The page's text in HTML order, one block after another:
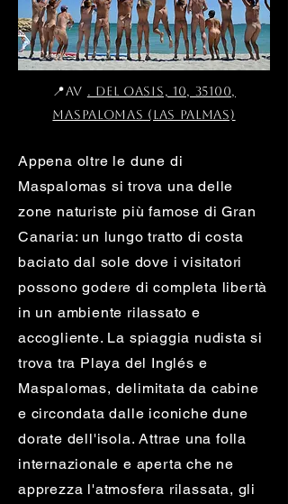
📍Av . del Oasis, 10, 35100,
Maspalomas (Las Palmas)
Appena oltre le dune di
Maspalomas si trova una delle
zone naturiste più famose di Gran
Canaria: un lungo tratto di costa
baciato dal sole dove i visitatori
possono godere di completa libertà
in un ambiente rilassato e
accogliente. La spiaggia nudista si
trova tra Playa del Inglés e
Maspalomas, delimitata da cabine
e circondata dalle iconiche dune
dorate dell'isola. Attrae una folla
internazionale e aperta che ne
apprezza l'atmosfera rilassata, gli